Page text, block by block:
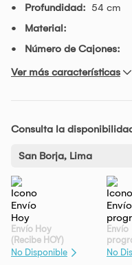
Profundidad: 54 cm
Material:
Número de Cajones:
Ver más características
Consulta la
San Borja, Lima
Envío Hoy
(Recibe HOY)
No Disponible
Envío
No